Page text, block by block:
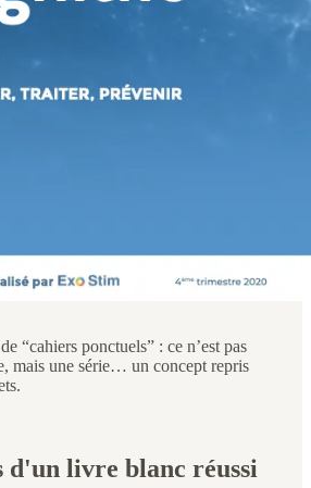
“cahiers ponctuels” : ce n’est pas
mais une série… un concept repris
d'un livre blanc réussi